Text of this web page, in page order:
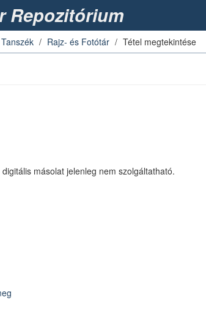
Repozitórium
Rajz- és Fotótár Tétel megtekintése
másolat jelenleg nem szolgáltatható.